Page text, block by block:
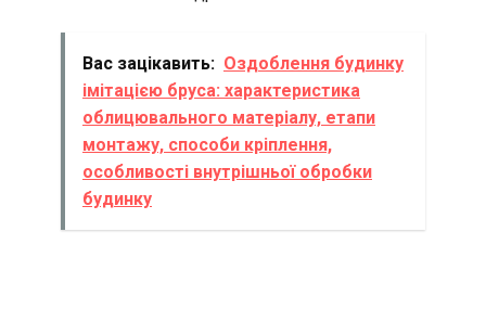
Вас зацікавить: Оздоблення будинку
імітацією бруса: характеристика
облицювального матеріалу, етапи
монтажу, способи кріплення,
особливості внутрішньої обробки
будинку